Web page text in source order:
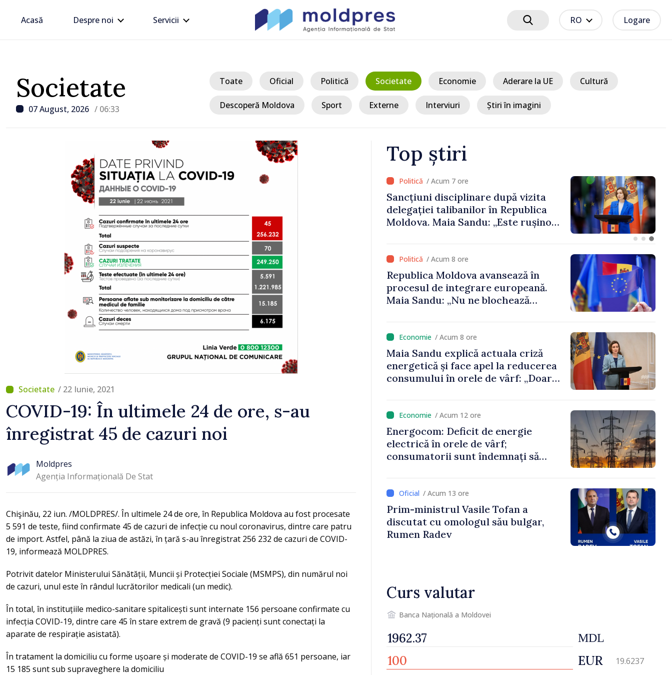
Acasă Despre noi Servicii RO Logare
Societate
07 August, 2026 / 06:33
Toate Oficial Politică Societate Economie Aderare la UE Cultură
Descoperă Moldova Sport Externe Interviuri Știri în imagini
/ 22 Iunie, 2021
COVID-19: În ultimele 24 de ore, s-au
înregistrat 45 de cazuri noi
Moldpres
Agenția Informațională De Stat
Chişinău, 22 iun. /MOLDPRES/. În ultimele 24 de ore, în Republica Moldova au fost procesate
5 591 de teste, fiind confirmate 45 de cazuri de infecție cu noul coronavirus, dintre care patru
de import. Astfel, până la ziua de astăzi, în țară s-au înregistrat 256 232 de cazuri de COVID-
19, informează MOLDPRES.
Potrivit datelor Ministerului Sănătății, Muncii și Protecției Sociale (MSMPS), din numărul noi
de cazuri, unul este în rândul lucrătorilor medicali (un medic).
În total, în instituțiile medico-sanitare spitalicești sunt internate 156 persoane confirmate cu
infecția COVID-19, dintre care 45 în stare extrem de gravă (9 pacienți sunt conectați la
aparate de respirație asistată).
În tratament la domiciliu cu forme ușoare și moderate de COVID-19 se află 651 persoane, iar
15 185 sunt sub supraveghere la domiciliu
Top știri
/ Acum 7 ore
Linia electrică de 330 kV Bălți–
Dnestrovsk, grav avariată în urma
calamităților naturale
/ Acum 7 ore
Sancțiuni disciplinare după vizita
delegației talibanilor în Republica
Moldova. Maia Sandu: „Este rușinos
/ Acum 8 ore
Republica Moldova avansează în
procesul de integrare europeană.
Maia Sandu: „Nu ne blochează
/ Acum 8 ore
Maia Sandu explică actuala criză
energetică și face apel la reducerea
consumului în orele de vârf: „Doar
/ Acum 12 ore
Energocom: Deficit de energie
electrică în orele de vârf;
consumatorii sunt îndemnați să
/ Acum 13 ore
Prim-ministrul Vasile Tofan a
discutat cu omologul său bulgar,
Rumen Radev
Curs valutar
Banca Națională a Moldovei
MDL
EUR 19.6237